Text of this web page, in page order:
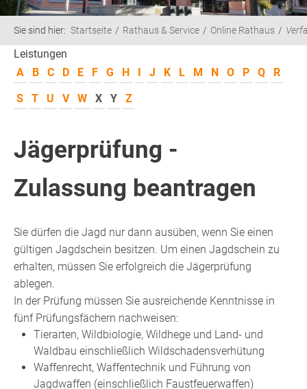
Sie sind hier: Startseite Rathaus & Service Online Rathaus
Leistungen
A
B C D E F G H I J K L M N O P Q
R
S
T U V W X Y Z
Jägerprüfung -
Zulassung beantragen
Sie dürfen die Jagd nur dann ausüben, wenn Sie einen
gültigen Jagdschein besitzen. Um einen Jagdschein zu
erhalten, müssen Sie erfolgreich die Jägerprüfung
ablegen.
In der Prüfung müssen Sie ausreichende Kenntnisse in
fünf Prüfungsfächern nachweisen:
Tierarten, Wildbiologie, Wildhege und Land- und
Waldbau einschließlich Wildschadensverhütung
Waffenrecht, Waffentechnik und Führung von
Jagdwaffen (einschließlich Faustfeuerwaffen)